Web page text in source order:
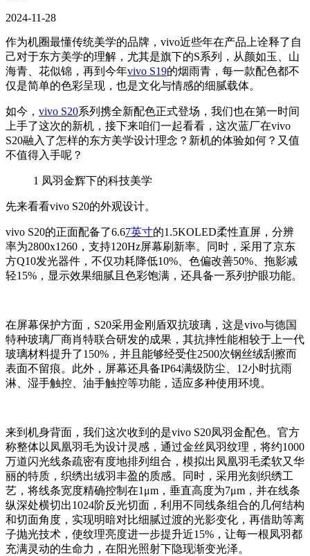
2024-11-28
作为机圈最懂传统美学的品牌，vivo近些年在产品上诠释了自
己对于东方美学的理解，尤其是旗下的S系列，从颜如玉、山
海青、花似锦，再到今年vivo S19的烟雨青，每一款配色都不
仅是简单的色彩呈现，也是文化与情感的细腻载体。
如今， vivo S20系列携全新配色正式登场，我们也在第一时间
上手了这次的新机，接下来咱们一起看看，这次蓝厂在vivo
S20融入了怎样的东方美学设计理念？新机的体验如何？又值
不值得入手呢？
1 凤羽金辉下的科技美学
先来看看vivo S20的外观设计。
vivo S20的正面配备了6.67英寸的1.5KOLED柔性直屏，分辨
率为2800x1260，支持120Hz屏幕刷新率。同时，采用了京东
方Q10发光器件，不仅功耗降低10%、色偏改善50%、拖影减
轻15%，显示效果细腻且色彩饱满，还具备一系列护眼功能。
在屏幕保护方面，S20采用金刚盾双抗玻璃，这是vivo与德国
特种玻璃厂商肖特联合研发的成果，其抗摔性能相较于上一代
玻璃材料提升了150%，并且能够经受住2500次钢丝绒刮擦而
表面不留痕。此外，屏幕还具备IP64满级防尘、12小时抗雨
淋、湿手触控、油手触控等功能，适应多种使用环境。
来到机身背面，我们这次收到的是vivo S20凤羽金配色。官方
称整体以凤凰羽毛为设计灵感，通过金丝凤羽纹理，将约1000
万道闪光线条疏密有度地排列组合，模拟出凤凰羽毛柔软又华
丽的特质，织绣出绒羽丰盈的质感。同时，采用光刻织绣工
艺，将线条宽度精确控制在1μm，垂直高度为7μm，并在线条
纵深处横切出1024阶反光切面，利用不同线条组合的几何结构
和切面角度，实现明暗对比细腻过渡的光影变化，再借助等离
子抛光技术，使纹理亮度进一步提升近15%，让每一根凤羽都
充满灵动的生命力，在阳光照射下隐现渐变光泽。